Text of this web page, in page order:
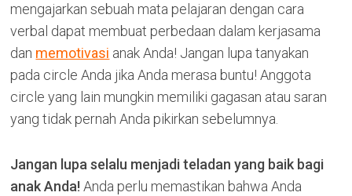
mengajarkan sebuah mata pelajaran dengan cara
verbal dapat membuat perbedaan dalam kerjasama
dan memotivasi anak Anda! Jangan lupa tanyakan
pada circle Anda jika Anda merasa buntu! Anggota
circle yang lain mungkin memiliki gagasan atau saran
yang tidak pernah Anda pikirkan sebelumnya.
Jangan lupa selalu menjadi teladan yang baik bagi
anak Anda!Anda perlu memastikan bahwa Anda